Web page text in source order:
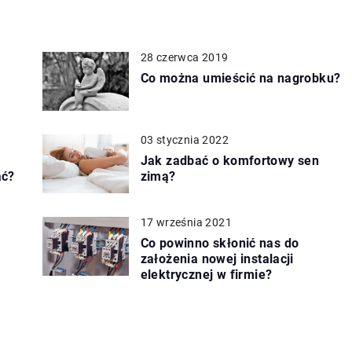
28 czerwca 2019
Co można umieścić na nagrobku?
03 stycznia 2022
Jak zadbać o komfortowy sen
zimą?
17 września 2021
Co powinno skłonić nas do
założenia nowej instalacji
elektrycznej w firmie?